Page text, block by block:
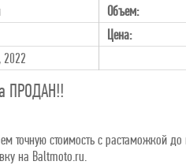
Объем:
Цена:
2022
ПРОДАН!!
точную стоимость с растаможкой
на Baltmoto.ru.